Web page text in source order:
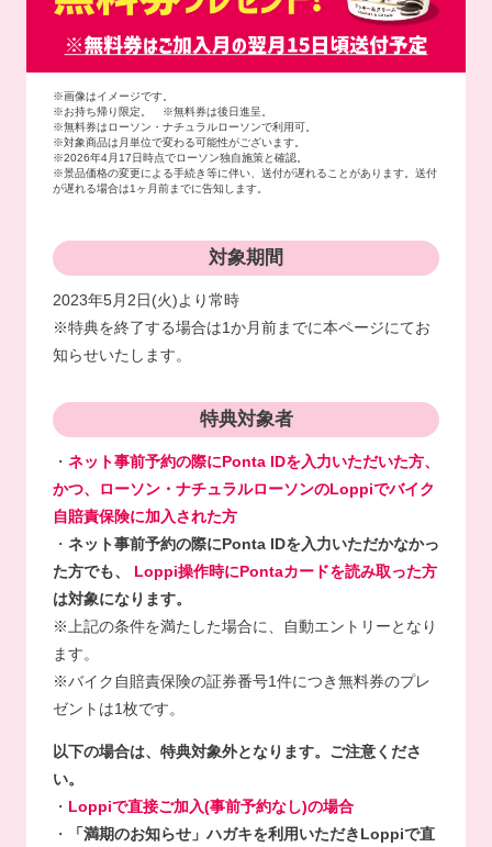
※画像はイメージです。
※お持ち帰り限定。 ※無料券は後日進呈。
※無料券はローソン・ナチュラルローソンで利用可。
※対象商品は月単位で変わる可能性がございます。
※2026年4月17日時点でローソン独自施策と確認。
※景品価格の変更による手続き等に伴い、送付が遅れることがあります。送付
が遅れる場合は1ヶ月前までに告知します。
対象期間
2023年5月2日(火)より常時
※特典を終了する場合は1か月前までに本ページにてお
知らせいたします。
特典対象者
・ ネット事前予約の際にPonta IDを入力いただいた方、
かつ、ローソン・ナチュラルローソンのLoppiでバイク
自賠責保険に加入された方
・ ネット事前予約の際にPonta IDを入力いただかなかっ
た方でも、
Loppi操作時にPontaカードを読み取った方
は対象になります。
※上記の条件を満たした場合に、自動エントリーとなり
ます。
※バイク自賠責保険の証券番号1件につき無料券のプレ
ゼントは1枚です。
以下の場合は、特典対象外となります。ご注意くださ
い。
・ Loppiで直接ご加入(事前予約なし)の場合
・
「満期のお知らせ」ハガキを利用いただきLoppiで直